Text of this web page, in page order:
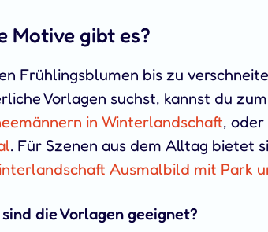
Motive gibt es?
Frühlingsblumen bis zu
Vorlagen suchst, kannst du
in Winterlandschaft,
. Für Szenen aus dem Alltag bietet
Ausmalbild mit Park
die Vorlagen geeignet?